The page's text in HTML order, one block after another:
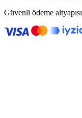
Güvenli ödeme altyapısı